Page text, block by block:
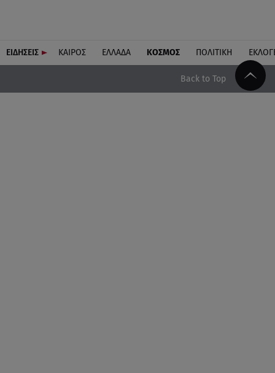
ΕΙΔΗΣΕΙΣ ΚΑΙΡΟΣ ΕΛΛΑΔΑ ΚΟΣΜΟΣ ΠΟΛΙΤΙΚΗ
Back to Top